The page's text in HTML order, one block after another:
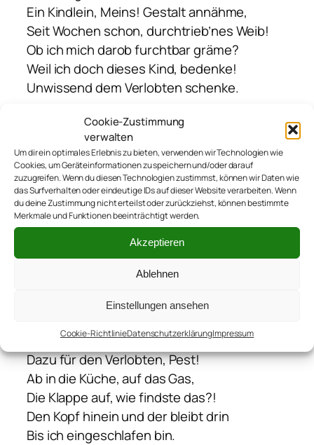
Cookie-Zustimmung
verwalten
Um dir ein optimales Erlebnis zu bieten, verwenden wir Technologien wie
Cookies, um Geräteinformationen zu speichern und/oder darauf
zuzugreifen. Wenn du diesen Technologien zustimmst, können wir Daten wie
das Surfverhalten oder eindeutige IDs auf dieser Website verarbeiten. Wenn
du deine Zustimmung nicht erteilst oder zurückziehst, können bestimmte
Merkmale und Funktionen beeinträchtigt werden.
Akzeptieren
Ablehnen
Einstellungen ansehen
Cookie-RichtlinieDatenschutzerklärungImpressum
Ein Kindlein, Meins! Gestalt annähme,
Seit Wochen schon, durchtrieb’nes Weib!
Ob ich mich darob furchtbar gräme?
Weil ich doch dieses Kind, bedenke!
Unwissend dem Verlobten schenke.
IV – Winter
Wie wüst meine Gefühle tobten,
Seit der Erwähnung des Verlobten.
Das kleine Blag, Frucht meiner Lenden,
Soll dieser Mann fortan verblenden?
Du findest mein Verhalten kleinlich?
Die Lackkratzer am Auto peinlich?
Nun, die zerstoch’nen Fahrradreifen
Konnt‘ ich mir wirklich nicht verkneifen
Doch trifft es dich? Ich fürchte, nein!
Ein gar makabres Manifest,
Dazu für den Verlobten, Pest!
Ab in die Küche, auf das Gas,
Die Klappe auf, wie findste das?!
Den Kopf hinein und der bleibt drin
Bis ich eingeschlafen bin.